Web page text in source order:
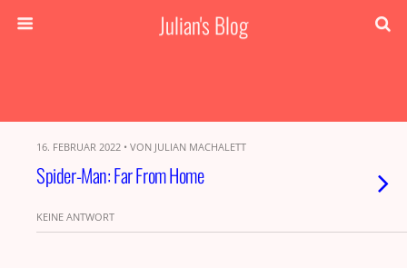
Julian's Blog
16. FEBRUAR 2022 • VON JULIAN MACHALETT
Spider-Man: Far From Home
KEINE ANTWORT